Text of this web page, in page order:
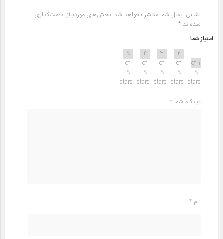
نشانی ایمیل شما منتشر نخواهد شد. بخش‌های موردنیاز علامت‌گذاری
شده‌اند *
امتیاز شما
1 of
5
stars
2
of
5
stars
3
of
5
stars
4
of
5
stars
5
of
5
stars
دیدگاه شما *
نام *